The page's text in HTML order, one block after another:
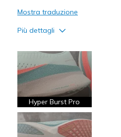
Mostra traduzione
Più dettagli
Attractive Design
Breathe Well
Comfortable
Durable
Hyper Burst Pro